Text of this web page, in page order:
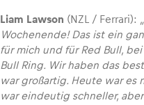
Liam Lawson (NZL / Ferrari):
Wochenende! Das ist ein
für mich und für Red Bull,
Bull Ring. Wir haben das
war großartig. Heute war es
war eindeutig schneller,